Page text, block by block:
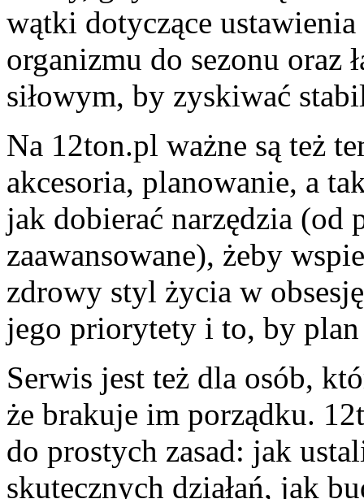
wątki dotyczące
organizmu do sezonu oraz
siłowym, by zyskiwać
Na 12ton.pl ważne są też
akcesoria, planowanie, a
jak dobierać narzędzia (od
zaawansowane), żeby
zdrowy styl życia w
jego priorytety i to, by plan
Serwis jest też dla osób,
że brakuje im porządku.
do prostych zasad: jak
skutecznych działań, jak